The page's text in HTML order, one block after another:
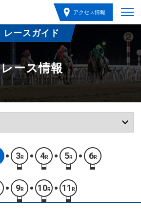
アクセス情報
レースガイド
レース情報
3R 4R 5R 6R
9R 10R 11 R